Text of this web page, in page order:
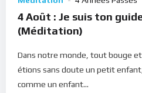
4 Août : Je suis ton
(Méditation)
Dans notre monde, tout bouge
étions sans doute un petit
comme un enfant...